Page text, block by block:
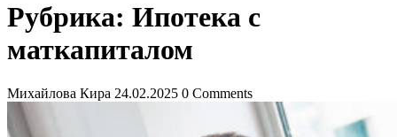
Рубрика: Ипотека с
маткапиталом
Михайлова Кира 24.02.2025 0 Comments